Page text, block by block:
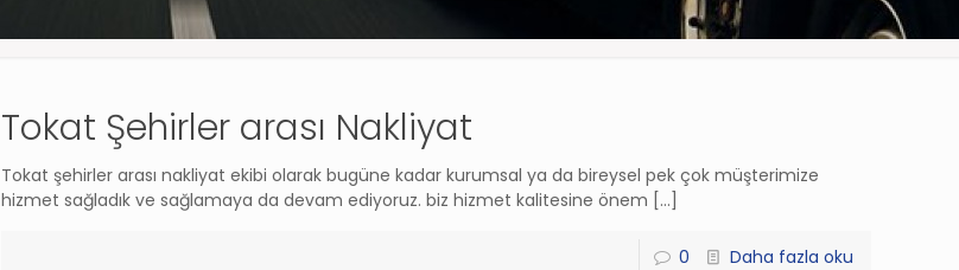
Tokat Şehirler arası Nakliyat
Tokat şehirler arası nakliyat ekibi olarak bugüne kadar kurumsal ya da bireysel pek çok müşterimize
hizmet sağladık ve sağlamaya da devam ediyoruz. biz hizmet kalitesine önem […]
0 Daha fazla oku